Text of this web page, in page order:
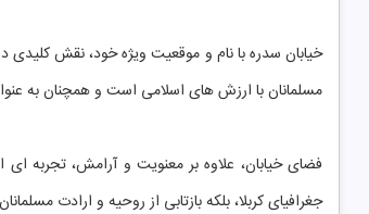
خیابان سدره با نام و موقعیت ویژه خود، نقش کلیدی
مسلمانان با ارزش های اسلامی است و همچنان به
فضای خیابان، علاوه بر معنویت و آرامش، تجربه ای
جغرافیای کربلا، بلکه بازتابی از روحیه و ارادت